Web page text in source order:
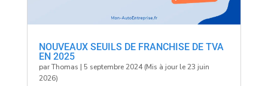
NOUVEAUX SEUILS DE FRANCHISE DE TVA
EN 2025
parThomas | 5 septembre 2024 (Mis à jour le 23 juin
2026)